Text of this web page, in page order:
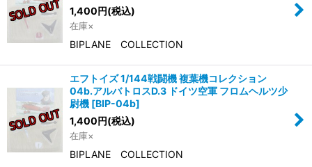
1,400円(税込)
在庫×
BIPLANE COLLECTION
エフトイズ 1/144戦闘機 複葉機コレクション
04b.アルバトロスD.3 ドイツ空軍 フロムヘルツ少
尉機 [BIP-04b]
1,400円(税込)
在庫×
BIPLANE COLLECTION